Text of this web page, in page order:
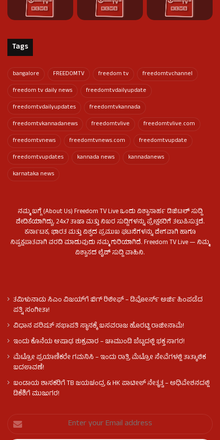
Tags
bangalore FREEDOMTV freedom tv
freedomtvchannel
freedom tv daily news
freedomtvdailyupdate
freedomtvdailyupdates
freedomtvkannada
freedomtvkannadanews
freedomtvlive
freedomtvlive.com
freedomtvnews
freedomtvnews.com
freedomtvupdate
freedomtvupdates
kannada news
kannadanews
karnataka news
ನಮ್ಮ ಬಗ್ಗೆ (About Us) Freedom TV Live ಒಂದು ವಿಶ್ವಾಸಾರ್ಹ ಡಿಜಿಟಲ್ ಸುದ್ದಿ
ವೇದಿಕೆಯಾಗಿದ್ದು, 24x7 ತಾಜಾ ಮತ್ತು ನಿಖರ ಸುದ್ದಿಗಳನ್ನು ಪ್ರೇಕ್ಷಕರಿಗೆ ತಲುಪಿಸುತ್ತದೆ.
ಕರ್ನಾಟಕ, ಭಾರತ ಮತ್ತು ವಿಶ್ವದ ಪ್ರಮುಖ ಘಟನೆಗಳನ್ನು ವೇಗವಾಗಿ ಹಾಗೂ
ನಿಷ್ಪಕ್ಷಪಾತವಾಗಿ ವರದಿ ಮಾಡುವುದು ನಮ್ಮ ಗುರಿಯಾಗಿದೆ. Freedom TV Live — ನಿಮ್ಮ
ವಿಶ್ವಾಸದ ಲೈವ್ ಸುದ್ದಿ ವಾಹಿನಿ.
ತಮಿಳುನಾಡು ಸಿಎಂ ವಿಜಯ್‌ಗೆ ಬಿಗ್ ರಿಲೀಫ್ – ಡಿವೋರ್ಸ್ ಅರ್ಜಿ ಹಿಂಪಡೆದ
ಪತ್ನಿ ಸಂಗೀತಾ!
ವಿಧಾನ ಪರಿಷತ್ ಸಭಾಪತಿ ಸ್ಥಾನಕ್ಕೆ ಬಸವರಾಜ ಹೊರಟ್ಟಿ ರಾಜೀನಾಮೆ!
ಇಂದು ಕೊನೆಯ ಆಷಾಢ ಶುಕ್ರವಾರ – ಚಾಮುಂಡಿ ಬೆಟ್ಟದಲ್ಲಿ ಭಕ್ತ ಸಾಗರ!
ಮೆಟ್ರೋ ಪ್ರಯಾಣಿಕರೇ ಗಮನಿಸಿ – ಇಂದು ರಾತ್ರಿ ಮೆಟ್ರೋ ಸೇವೆಗಳಲ್ಲಿ ತಾತ್ಕಾಲಿಕ
ಬದಲಾವಣೆ!
ಬಂಡಾಯ ಶಾಸಕರಿಗೆ TB ಜಯಚಂದ್ರ & HK ಪಾಟೀಲ್ ನೇತೃತ್ವ – ಅಧಿವೇಶನದಲ್ಲಿ
ಡಿಕೆಶಿಗೆ ಮುಜುಗರ!